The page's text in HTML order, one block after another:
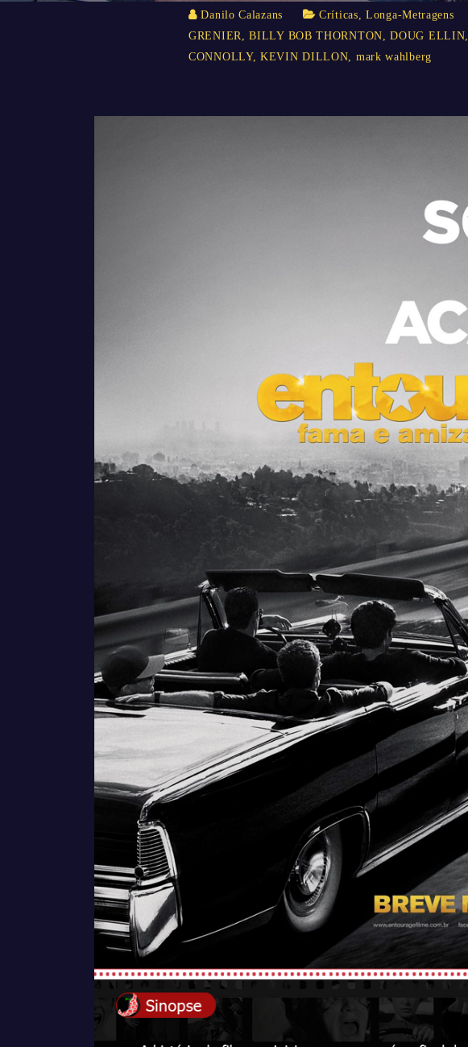
Danilo Calazans Críticas,Longa-Metragens
GRENIER,BILLY BOB THORNTON,DOUG ELLIN,
CONNOLLY,KEVIN DILLON, mark wahlberg